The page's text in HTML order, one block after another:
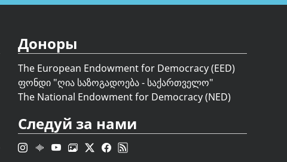
Доноры
The European Endowment for Democracy (EED)
ფონდი "ღია საზოგადოება - საქართველო"
The National Endowment for Democracy (NED)
Следуй за нами